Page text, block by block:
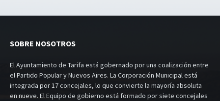
SOBRE NOSOTROS
El Ayuntamiento de Tarifa está gobernado por una coalización entre
el Partido Popular y Nuevos Aires. La Corporación Municipal está
integrada por 17 concejales, lo que convierte la mayoría absoluta
en nueve. El Equipo de gobierno está formado por siete concejales